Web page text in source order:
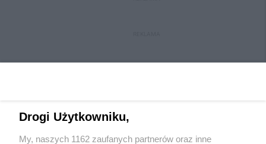
Drogi Użytkowniku,
My, naszych 1162 zaufanych partnerów oraz inne